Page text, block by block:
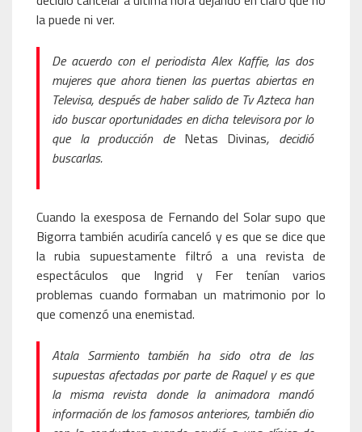
la puede ni ver.
De acuerdo con el periodista Alex Kaffie, las dos
mujeres que ahora tienen las puertas abiertas en
Televisa, después de haber salido de Tv Azteca han
ido buscar oportunidades en dicha televisora por lo
que la producción de Netas Divinas, decidió
buscarlas.
Cuando la exesposa de Fernando del Solar supo que
Bigorra también acudiría canceló y es que se dice que
la rubia supuestamente filtró a una revista de
espectáculos que Ingrid y Fer tenían varios
problemas cuando formaban un matrimonio por lo
que comenzó una enemistad.
Atala Sarmiento también ha sido otra de las
supuestas afectadas por parte de Raquel y es que
la misma revista donde la animadora mandó
información de los famosos anteriores, también dio